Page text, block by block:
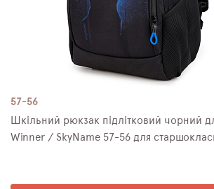
57-56
Шкільний рюкзак підлітковий чорний
Winner / SkyNamе 57-56 для